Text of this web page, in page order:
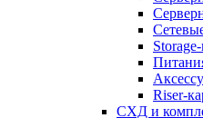
Riser-
СХД и